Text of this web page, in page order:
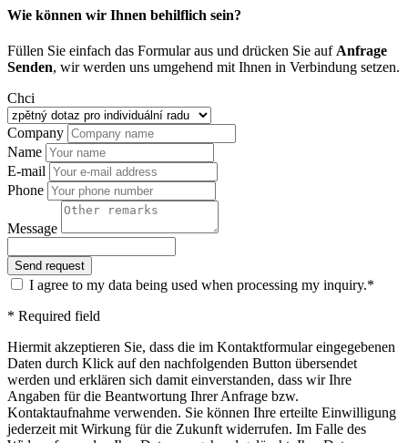
Wie können wir Ihnen behilflich sein?
Füllen Sie einfach das Formular aus und drücken Sie auf Anfrage
Senden, wir werden uns umgehend mit Ihnen in Verbindung setzen.
Chci
Company
Name
E-mail
Phone
Message
I agree to my data being used when processing my inquiry.*
* Required field
Hiermit akzeptieren Sie, dass die im Kontaktformular eingegebenen
Daten durch Klick auf den nachfolgenden Button übersendet
werden und erklären sich damit einverstanden, dass wir Ihre
Angaben für die Beantwortung Ihrer Anfrage bzw.
Kontaktaufnahme verwenden. Sie können Ihre erteilte Einwilligung
jederzeit mit Wirkung für die Zukunft widerrufen. Im Falle des